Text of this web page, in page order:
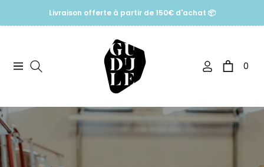
Livraison offerte à partir de 150€ d'achat 📦
Navigation Panier
0